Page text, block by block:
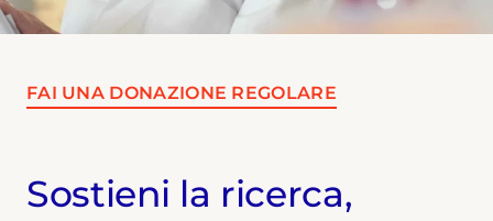
FAI UNA DONAZIONE REGOLARE
Sostieni la ricerca,